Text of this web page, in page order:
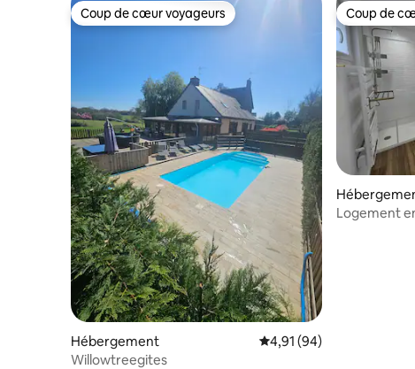
Coup de cœur voyageurs
Coup de cœur voyageurs
Hébergement Évaluation moyenne sur
4,91 (94)
Willowtreegites
Coup de
Coup de
Logement